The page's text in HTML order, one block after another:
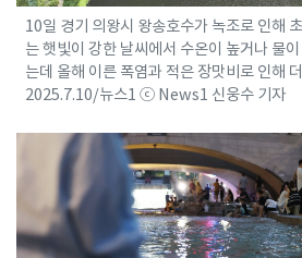
10일 경기 의왕시 왕송호수가 녹조로 인해
는 햇빛이 강한 날씨에서 수온이 높거나 물
는데 올해 이른 폭염과 적은 장맛비로 인해
2025.7.10/뉴스1 ⓒ News1 신웅수 기자